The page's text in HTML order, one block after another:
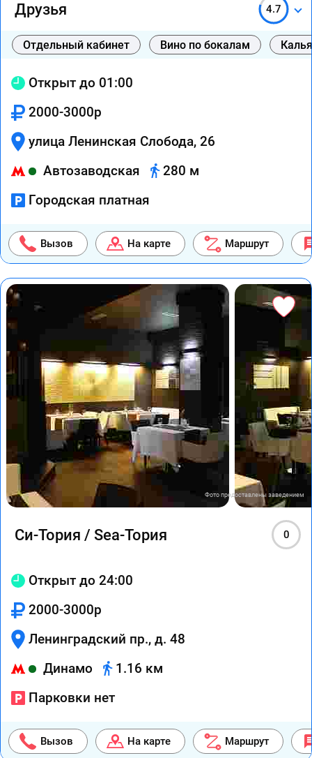
Друзья 4.7
Отдельный кабинет Вино по бокалам
Открыт до 01:00
2000-3000р
улица Ленинская Слобода, 26
Автозаводская
280 м
Городская платная
Вызов На карте Маршрут
Фото предоставлены заведением
Си-Тория / Sea-Тория 0
Открыт до 24:00
2000-3000р
Ленинградский пр., д. 48
Динамо
1.16 км
Парковки нет
Вызов На карте Маршрут